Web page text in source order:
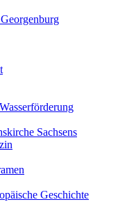
Sachsens
Geschichte